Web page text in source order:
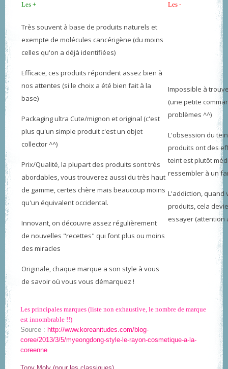
Les +
Les -
Très souvent à base de produits naturels et
exempte de molécules cancérigène (du moins
celles qu'on a déjà identifiées)
Efficace, ces produits répondent assez bien à
nos attentes (si le choix a été bien fait à la
base)
Packaging ultra Cute/mignon et original (c'est
plus qu'un simple produit c'est un objet
collector ^^)
Prix/Qualité, la plupart des produits sont très
abordables, vous trouverez aussi du très haut
de gamme, certes chère mais beaucoup moins
qu'un équivalent occidental.
Innovant, on découvre assez régulièrement
de nouvelles "recettes" qui font plus ou moins
des miracles
Originale, chaque marque a son style à vous
de savoir où vous vous démarquez !
Impossible à
(une petite
problèmes ^^)
L'obsession du
produits ont des
teint est plutôt
ressembler à un
L'addiction, quand
produits, cela
essayer (attention
Les principales marques (liste non exhaustive, le nombre de marque
est innombrable !!)
Source : http://www.koreanitudes.com/blog-
coree/2013/3/5/myeongdong-style-le-rayon-cosmetique-a-la-
coreenne